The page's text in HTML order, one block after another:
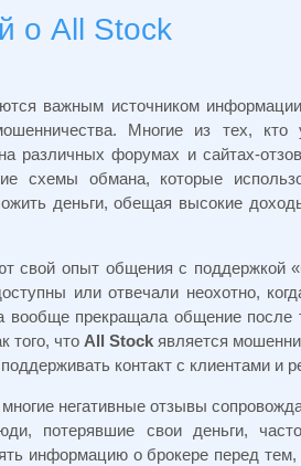
о All Stock
важным источником
Многие из тех,
различных форумах и сайтах-
схемы обмана, которые
деньги, обещая высокие
свой опыт общения с поддержкой
или отвечали неохотно,
прекращала общение после
того, что All Stock является
контакт с клиентами и
негативные отзывы
потерявшие свои деньги,
информацию о брокере перед